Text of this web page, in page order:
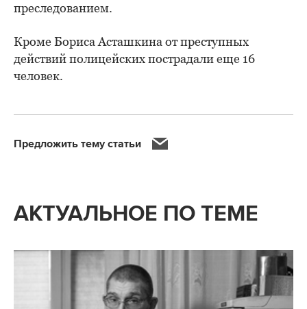
преследованием.
Кроме Бориса Асташкина от преступных
действий полицейских пострадали еще 16
человек.
Предложить тему статьи
АКТУАЛЬНОЕ ПО ТЕМЕ